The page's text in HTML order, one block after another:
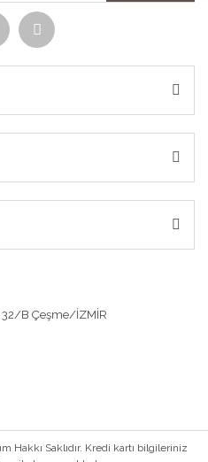
32/B Çeşme/İZMİR
Hakkı Saklıdır. Kredi kartı bilgileriniz